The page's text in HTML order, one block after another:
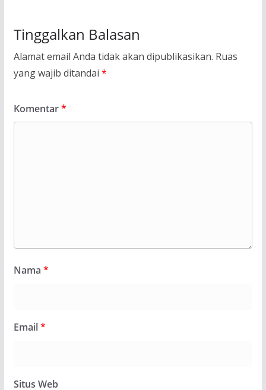
Tinggalkan Balasan
Alamat email Anda tidak akan dipublikasikan. Ruas
yang wajib ditandai *
Komentar*
Nama *
Email*
Situs Web